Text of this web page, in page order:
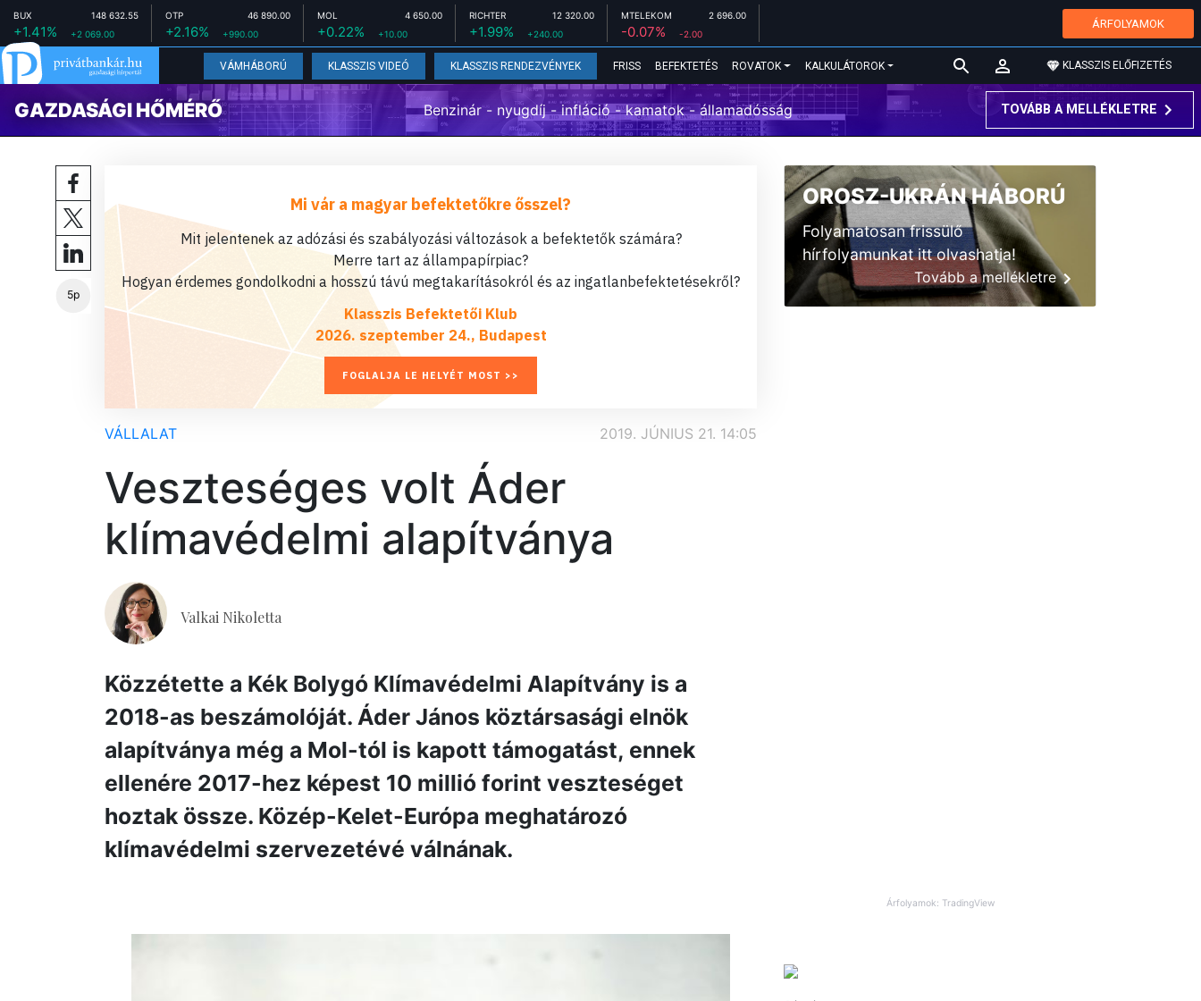
BUX 148 632.55
+1.41% +2 069.00
OTP 46 890.00
+2.16% +990.00
MOL 4 650.00
+0.22% +10.00
RICHTER 12 320.00
+1.99% +240.00
MTELEKOM 2 696.00
-0.07% -2.00
ÁRFOLYAMOK
VÁMHÁBORÚ KLASSZIS VIDEÓ KLASSZIS RENDEZVÉNYEK FRISS BEFEKTETÉS ROVATOK KALKULÁTOROK KLASSZIS ELŐFIZETÉS
GAZDASÁGI HŐMÉRŐ Benzinár - nyugdíj - infláció - kamatok - államadósság TOVÁBB A MELLÉKLETRE
5p
Mi vár a magyar befektetőkre ősszel?
Mit jelentenek az adózási és szabályozási változások a befektetők számára?
Merre tart az állampapírpiac?
Hogyan érdemes gondolkodni a hosszú távú megtakarításokról és az ingatlanbefektetésekről?
Klasszis Befektetői Klub
2026. szeptember 24., Budapest
FOGLALJA LE HELYÉT MOST >>
VÁLLALAT 2019. JÚNIUS 21. 14:05
Veszteséges volt Áder
klímavédelmi alapítványa
Valkai Nikoletta
Közzétette a Kék Bolygó Klímavédelmi Alapítvány is a
2018-as beszámolóját. Áder János köztársasági elnök
alapítványa még a Mol-tól is kapott támogatást, ennek
ellenére 2017-hez képest 10 millió forint veszteséget
hoztak össze. Közép-Kelet-Európa meghatározó
klímavédelmi szervezetévé válnának.
OROSZ-UKRÁN HÁBORÚ
Folyamatosan frissülő
hírfolyamunkat itt olvashatja!
Tovább a mellékletre
Árfolyamok: TradingView